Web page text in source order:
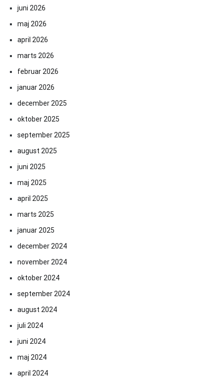
juni 2026
maj 2026
april 2026
marts 2026
februar 2026
januar 2026
december 2025
oktober 2025
september 2025
august 2025
juni 2025
maj 2025
april 2025
marts 2025
januar 2025
december 2024
november 2024
oktober 2024
september 2024
august 2024
juli 2024
juni 2024
maj 2024
april 2024